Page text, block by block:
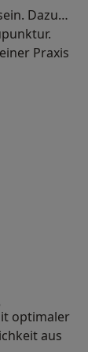
Dazu
Praxis
optimaler
aus